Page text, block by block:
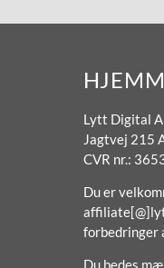
Lytt Digital
Jagtvej 215
CVR nr.:
Du er
forbedringer